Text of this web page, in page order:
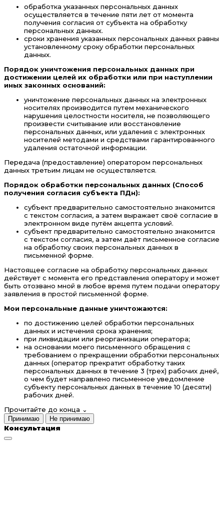
обработка указанных персональных данных
осуществляется в течение пяти лет от момента
получения согласия от субъекта на обработку
персональных данных.
сроки хранения указанных персональных данных равны
установленному сроку обработки персональных
данных.
Порядок уничтожения персональных данных при
достижении целей их обработки или при наступлении
иных законных оснований:
уничтожение персональных данных на электронных
носителях производится путем механического
нарушения целостности носителя, не позволяющего
произвести считывание или восстановление
персональных данных, или удаления с электронных
носителей методами и средствами гарантированного
удаления остаточной информации.
Передача (предоставление) оператором персональных
данных третьим лицам не осуществляется.
Порядок обработки персональных данных (Способ
получения согласия субъекта ПДн):
субъект предварительно самостоятельно знакомится
с текстом согласия, а затем выражает своё согласие в
электронном виде путём акцепта условий.
субъект предварительно самостоятельно знакомится
с текстом согласия, а затем даёт письменное согласие
на обработку своих персональных данных в
письменной форме.
Настоящее согласие на обработку персональных данных
действует с момента его представления оператору и может
быть отозвано мной в любое время путем подачи оператору
заявления в простой письменной форме.
Мои персональные данные уничтожаются:
по достижению целей обработки персональных
данных и истечения срока хранения;
при ликвидации или реорганизации оператора;
на основании моего письменного обращения с
требованием о прекращении обработки персональных
данных (оператор прекратит обработку таких
персональных данных в течение 3 (трех) рабочих дней,
о чем будет направлено письменное уведомление
субъекту персональных данных в течение 10 (десяти)
рабочих дней.
Прочитайте до конца ⌄
Принимаю Не принимаю
Консультация